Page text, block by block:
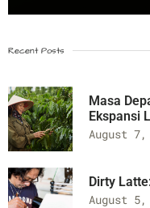
Recent Posts
Masa
Ekspansi
August 7,
Dirty
August 5,